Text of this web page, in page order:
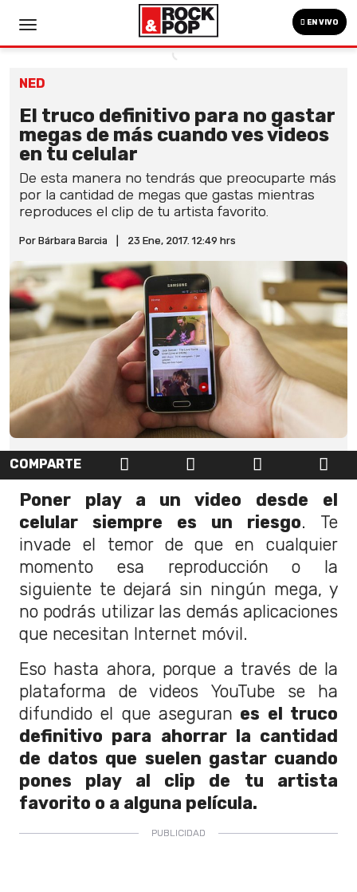
EN VIVO
NED
El truco definitivo para no gastar
megas de más cuando ves videos
en tu celular
De esta manera no tendrás que preocuparte más
por la cantidad de megas que gastas mientras
reproduces el clip de tu artista favorito.
Por Bárbara Barcia 23 Ene, 2017. 12:49 hrs
COMPARTE
Poner play a un video desde el
celular siempre es un riesgo. Te
invade el temor de que en cualquier
momento esa reproducción o la
siguiente te dejará sin ningún mega, y
no podrás utilizar las demás aplicaciones
que necesitan Internet móvil.
Eso hasta ahora, porque a través de la
plataforma de videos YouTube se ha
difundido el que aseguran es el truco
definitivo para ahorrar la cantidad
de datos que suelen gastar cuando
pones play al clip de tu artista
favorito o a alguna película.